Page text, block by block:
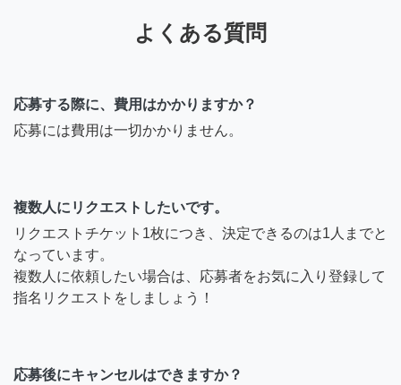
よくある質問
応募する際に、費用はかかりますか？
応募には費用は一切かかりません。
複数人にリクエストしたいです。
リクエストチケット1枚につき、決定できるのは1人までと
なっています。
複数人に依頼したい場合は、応募者をお気に入り登録して
指名リクエストをしましょう！
応募後にキャンセルはできますか？